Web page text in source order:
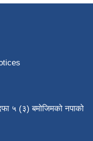
५ (३) बमोजिमको नपाको